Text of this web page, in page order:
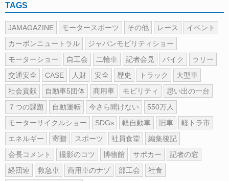
TAGS
JAMAGAZINE モータースポーツ その他 レース
イベント
カーボンニュートラル
ジャパンモビリティショー
モーターショー
自工会 二輪車 記者会見 バイク
ラリー
交通安全
CASE 人財 安全 歴史 トラック
大型車
社会貢献
自動車5団体 商用車 モビリティ
思い出の一台
７つの課題
自動運転 今さら聞けない
550万人
モーターサイクルショー
SDGs 軽自動車 旧車
軽トラ市
エネルギー
寄贈 スポーツ 社員食堂
編集後記
会長コメント
撮影のコツ 博物館 サポカー
記者の窓
経団連
救急車 商用車のナゾ 部工会
社食